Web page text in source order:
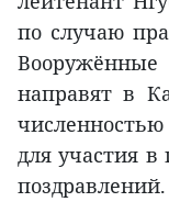
по случаю
направят в
для участия
поздравлений.